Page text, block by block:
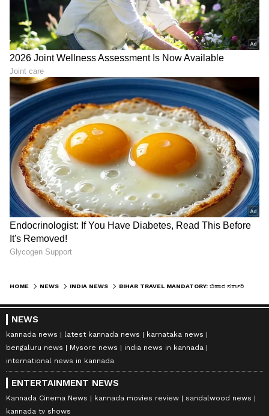
HOME NEWS INDIA NEWS
NEWS
kannada news latest kannada news
karnataka news
bengaluru news
Mysore news
india news in kannada
international news in kannada
ENTERTAINMENT NEWS
Kannada Cinema News kannada movies review
sandalwood news
kannada tv shows